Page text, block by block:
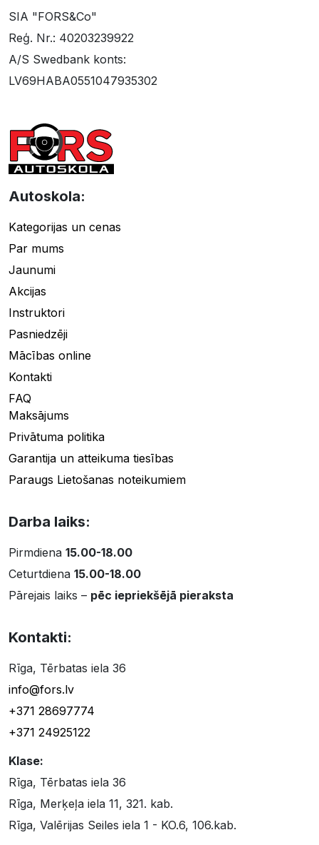
SIA "FORS&Co"
Reģ. Nr.: 40203239922
A/S Swedbank konts:
LV69HABA0551047935302
Autoskola:
Kategorijas un cenas
Par mums
Jaunumi
Akcijas
Instruktori
Pasniedzēji
Mācības online
Kontakti
FAQ
Maksājums
Privātuma politika
Garantija un atteikuma tiesības
Paraugs Lietošanas noteikumiem
Darba laiks:
Pirmdiena 15.00-18.00
Ceturtdiena 15.00-18.00
Pārejais laiks – pēc iepriekšējā pieraksta
Kontakti:
Rīga, Tērbatas iela 36
info@fors.lv
+371 28697774
+371 24925122
Klase:
Rīga, Tērbatas iela 36
Rīga, Merķeļa iela 11, 321. kab.
Rīga, Valērijas Seiles iela 1 - KO.6, 106.kab.